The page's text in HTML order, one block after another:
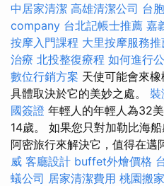
中居家清潔 高雄清潔公司 台
company 台北記帳士推薦 嘉
按摩入門課程 大里按摩服務推
治療 北投整復療程 如何進行
數位行銷方案 天使可能會來橡
具體取決於它的美妙之處。
國簽證 年輕人的年輕人為32
14歲。 如果您只對加勒比海
阿密旅行來解決它，值得在邁
威 客廳設計 buffet外燴價格
蟻公司 居家清潔費用 桃園搬